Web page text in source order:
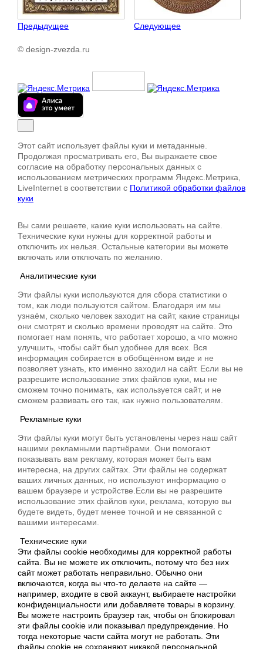
Предыдущее Следующее
© design-zvezda.ru
Этот сайт использует файлы куки и метаданные.
Продолжая просматривать его, Вы выражаете свое
согласие на обработку персональных данных с
использованием метрических программ Яндекс.Метрика,
LiveInternet в соответствии с Политикой обработки файлов
куки
Вы сами решаете, какие куки использовать на сайте.
Технические куки нужны для корректной работы и
отключить их нельзя. Остальные категории вы можете
включать или отключать по желанию.
Аналитические куки
Эти файлы куки используются для сбора статистики о
том, как люди пользуются сайтом. Благодаря им мы
узнаём, сколько человек заходит на сайт, какие страницы
они смотрят и сколько времени проводят на сайте. Это
помогает нам понять, что работает хорошо, а что можно
улучшить, чтобы сайт был удобнее для всех. Вся
информация собирается в обобщённом виде и не
позволяет узнать, кто именно заходил на сайт. Если вы не
разрешите использование этих файлов куки, мы не
сможем точно понимать, как используется сайт, и не
сможем развивать его так, как нужно пользователям.
Рекламные куки
Эти файлы куки могут быть установлены через наш сайт
нашими рекламными партнёрами. Они помогают
показывать вам рекламу, которая может быть вам
интересна, на других сайтах. Эти файлы не содержат
ваших личных данных, но используют информацию о
вашем браузере и устройстве.Если вы не разрешите
использование этих файлов куки, реклама, которую вы
будете видеть, будет менее точной и не связанной с
вашими интересами.
Технические куки
Эти файлы cookie необходимы для корректной работы
сайта. Вы не можете их отключить, потому что без них
сайт может работать неправильно. Обычно они
включаются, когда вы что-то делаете на сайте —
например, входите в свой аккаунт, выбираете настройки
конфиденциальности или добавляете товары в корзину.
Вы можете настроить браузер так, чтобы он блокировал
эти файлы cookie или показывал предупреждение. Но
тогда некоторые части сайта могут не работать. Эти
файлы cookie не сохраняют никакой персональной